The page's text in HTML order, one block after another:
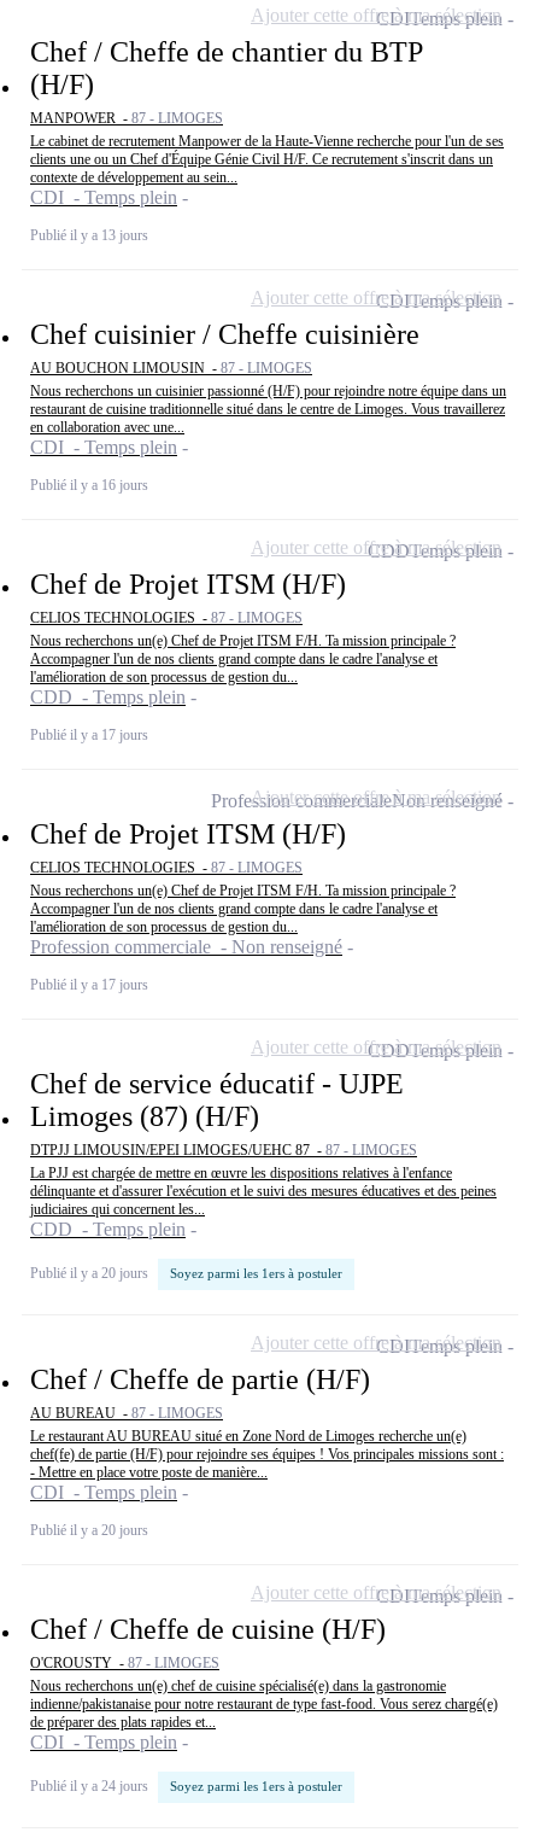
Chef / Cheffe de chantier du BTP
(H/F)
MANPOWER - 87 - LIMOGES
Le cabinet de recrutement Manpower de la Haute-Vienne recherche pour l'un de ses
clients une ou un Chef d'Équipe Génie Civil H/F. Ce recrutement s'inscrit dans un
contexte de développement au sein...
CDI - Temps plein
Publié il y a 13 jours
CDITemps plein
Ajouter cette offre à ma sélection
Chef cuisinier / Cheffe cuisinière
AU BOUCHON LIMOUSIN - 87 - LIMOGES
Nous recherchons un cuisinier passionné (H/F) pour rejoindre notre équipe dans un
restaurant de cuisine traditionnelle situé dans le centre de Limoges. Vous travaillerez
en collaboration avec une...
CDI - Temps plein
Publié il y a 16 jours
CDITemps plein
Ajouter cette offre à ma sélection
Chef de Projet ITSM (H/F)
CELIOS TECHNOLOGIES - 87 - LIMOGES
Nous recherchons un(e) Chef de Projet ITSM F/H. Ta mission principale ?
Accompagner l'un de nos clients grand compte dans le cadre l'analyse et
l'amélioration de son processus de gestion du...
CDD - Temps plein
Publié il y a 17 jours
CDDTemps plein
Ajouter cette offre à ma sélection
Chef de Projet ITSM (H/F)
CELIOS TECHNOLOGIES - 87 - LIMOGES
Nous recherchons un(e) Chef de Projet ITSM F/H. Ta mission principale ?
Accompagner l'un de nos clients grand compte dans le cadre l'analyse et
l'amélioration de son processus de gestion du...
Profession commerciale - Non renseigné
Publié il y a 17 jours
Profession commercialeNon renseigné
Ajouter cette offre à ma sélection
Chef de service éducatif - UJPE
Limoges (87) (H/F)
DTPJJ LIMOUSIN/EPEI LIMOGES/UEHC 87 - 87 - LIMOGES
La PJJ est chargée de mettre en œuvre les dispositions relatives à l'enfance
délinquante et d'assurer l'exécution et le suivi des mesures éducatives et des peines
judiciaires qui concernent les...
CDD - Temps plein
Publié il y a 20 jours Soyez parmi les 1ers à postuler
CDDTemps plein
Ajouter cette offre à ma sélection
Chef / Cheffe de partie (H/F)
AU BUREAU - 87 - LIMOGES
Le restaurant AU BUREAU situé en Zone Nord de Limoges recherche un(e)
chef(fe) de partie (H/F) pour rejoindre ses équipes ! Vos principales missions sont :
- Mettre en place votre poste de manière...
CDI - Temps plein
Publié il y a 20 jours
CDITemps plein
Ajouter cette offre à ma sélection
Chef / Cheffe de cuisine (H/F)
O'CROUSTY - 87 - LIMOGES
Nous recherchons un(e) chef de cuisine spécialisé(e) dans la gastronomie
indienne/pakistanaise pour notre restaurant de type fast-food. Vous serez chargé(e)
de préparer des plats rapides et...
CDI - Temps plein
Publié il y a 24 jours Soyez parmi les 1ers à postuler
CDITemps plein
Ajouter cette offre à ma sélection